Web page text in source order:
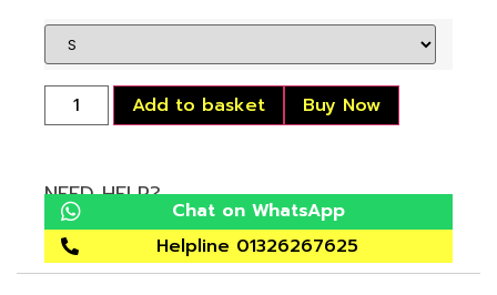
Add to basket Buy Now
NEED HELP?
Chat on WhatsApp
Helpline 01326267625